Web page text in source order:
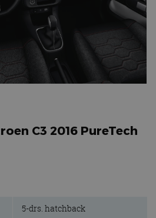
C3 2016 PureTech
5-drs. hatchback